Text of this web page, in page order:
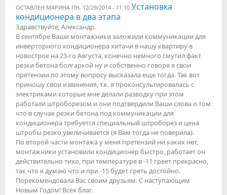
ОСТАВЛЕН МАРИНА ПН, 12/29/2014 - 11:10 Установка
кондиционера в два этапа
Здравствуйте, Александр.
В сентябре Ваши монтажники заложили коммуникации для
инверторного кондиционера хитачи в нашу квартиру в
новострое на 23-го Августа, конечно немного смутил факт
резки бетона болгаркой ну и собственно говоря я свои
претензии по этому вопросу высказала еще тогда. Так вот
приношу свои извинения, т.к. я проконсультировалась с
электриками которые мне делали разводку при этом
работали штроборезом и они подтвердили Ваши слова о том
что в случае резки бетона под коммуникации для
кондиционера требуется специальный штроборез и цена
штробы резко увеличивается (я Вам тогда не поверила).
По второй части монтажа у меня претензий ни каких нет,
монтажники установили кондиционер быстро, работает он
действительно тихо, при температуре в -11 греет прекрасно,
так что я думаю что и при -15 будет греть достойно.
Порекомендовала Вас своим друзьям. С наступающим
Новым Годом! Всех благ.